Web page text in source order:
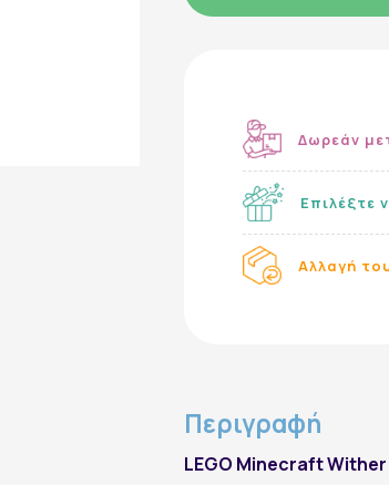
Δωρεάν
Επιλέξτε
Αλλαγή
Περιγραφή
LEGO Minecraft